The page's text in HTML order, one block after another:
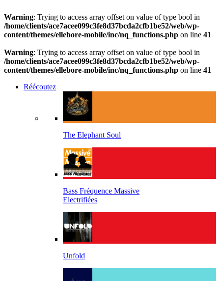
Warning: Trying to access array offset on value of type bool in
/home/clients/ace7acee099c3fe8d37bcda2cfb1be52/web/wp-
content/themes/ellebore-mobile/inc/nq_functions.php on line 41
Warning: Trying to access array offset on value of type bool in
/home/clients/ace7acee099c3fe8d37bcda2cfb1be52/web/wp-
content/themes/ellebore-mobile/inc/nq_functions.php on line 41
Réécoutez
The Elephant Soul
Bass Fréquence Massive
Electrifiées
Unfold